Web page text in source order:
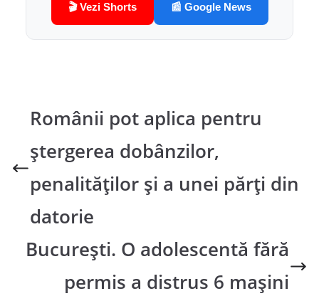
🎬 Vezi Shorts 📰 Google News
Românii pot aplica pentru
ștergerea dobânzilor,
penalităților și a unei părți din
datorie
București. O adolescentă fără
permis a distrus 6 mașini